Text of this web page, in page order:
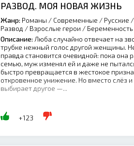
РАЗВОД. МОЯ НОВАЯ ЖИЗНЬ
Жанр: Романы / Современные / Русские
Развод / Взрослые герои / Беременность
Описание: Люба случайно отвечает на
трубке нежный голос другой женщины.
правда становится очевидной: пока она
семью, муж изменял ей и даже не
быстро превращается в жестокое
откровенное унижение. Но вместо слёз
выбирает другое —...
+123